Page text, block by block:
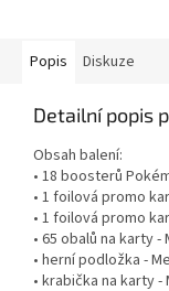
Popis Diskuze
Detailní popis
Obsah balení:
• 18 boosterů
• 1 foilová promo
• 1 foilová promo
• 65 obalů na karty -
• herní podložka -
• krabička na karty -